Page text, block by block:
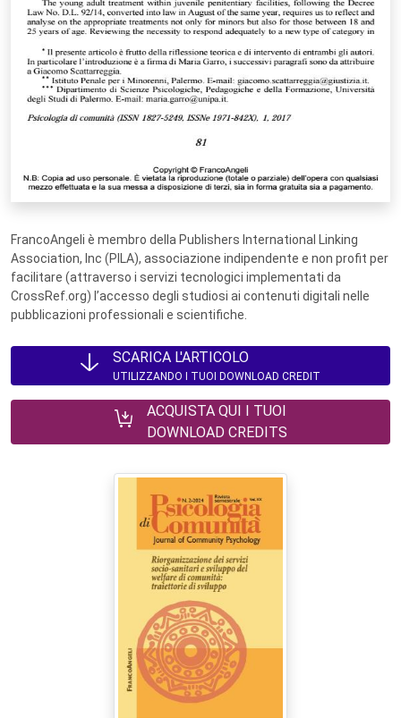
FrancoAngeli è membro della Publishers International Linking
Association, Inc (PILA), associazione indipendente e non profit per
facilitare (attraverso i servizi tecnologici implementati da
CrossRef.org) l’accesso degli studiosi ai contenuti digitali nelle
pubblicazioni professionali e scientifiche.
SCARICA L'ARTICOLO
UTILIZZANDO I TUOI DOWNLOAD CREDIT
ACQUISTA QUI I TUOI
DOWNLOAD CREDITS